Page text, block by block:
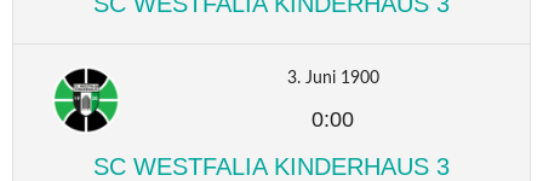
3. Juni 1900
0:00
SC WESTFALIA KINDERHAUS 3